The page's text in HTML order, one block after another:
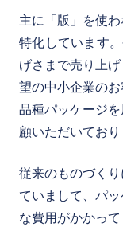
主に「版」を使
特化しています
げさまで売り上
望の中小企業の
品種パッケージ
顧いただいており
従来のものづく
ていまして、パ
な費用がかかっ